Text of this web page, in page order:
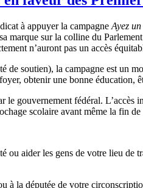
à appuyer la campagne Ayez
marque sur la colline du
n’auront pas un accès
soutien), la campagne est un
obtenir une bonne éducation,
gouvernement fédéral.
scolaire avant même la fin de
aider les gens de votre lieu de
à la députée de votre